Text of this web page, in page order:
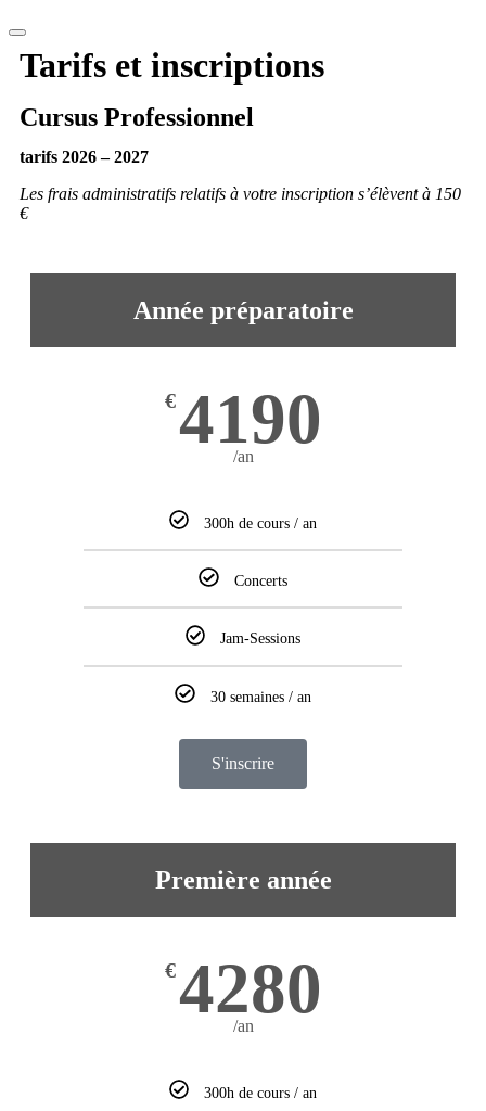
Tarifs et inscriptions
Cursus Professionnel
tarifs 2026 – 2027
Les frais administratifs relatifs à votre inscription s’élèvent à 150
€
Année préparatoire
€ 4190
/an
300h de cours / an
Concerts
Jam-Sessions
30 semaines / an
S'inscrire
Première année
€ 4280
/an
300h de cours / an